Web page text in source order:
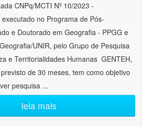
CNPq/MCTI Nº 10/2023 -
executado no Programa de Pós-
e Doutorado em Geografia - PPGG e
UNIR, pelo Grupo de Pesquisa
e Territorialidades Humanas  GENTEH,
de 30 meses, tem como objetivo
pesquisa ...
leia mais